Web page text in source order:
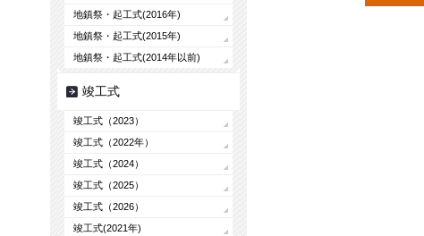
地鎮祭・起工式(2016年)
地鎮祭・起工式(2015年)
地鎮祭・起工式(2014年以前)
竣工式
竣工式（2023）
竣工式（2022年）
竣工式（2024）
竣工式（2025）
竣工式（2026）
竣工式(2021年)